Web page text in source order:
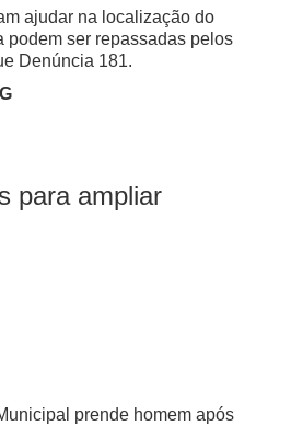
ajudar na localização do
podem ser repassadas pelos
Denúncia 181.
para ampliar
prende homem após